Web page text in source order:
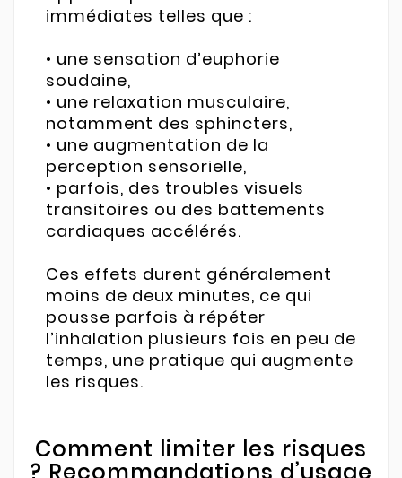
immédiates telles que :
• une sensation d’euphorie
soudaine,
• une relaxation musculaire,
notamment des sphincters,
• une augmentation de la
perception sensorielle,
• parfois, des troubles visuels
transitoires ou des battements
cardiaques accélérés.
Ces effets durent généralement
moins de deux minutes, ce qui
pousse parfois à répéter
l’inhalation plusieurs fois en peu de
temps, une pratique qui augmente
les risques.
Comment limiter les risques